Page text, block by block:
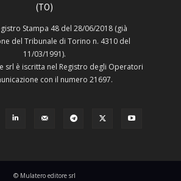
(TO)
Stampa 48 del 28/06/2018 (già
del Tribunale di Torino n. 4310 del
11/03/1991).
srl è iscritta nel Registro degli Operatori
con il numero 21697.
© Mulatero editore srl